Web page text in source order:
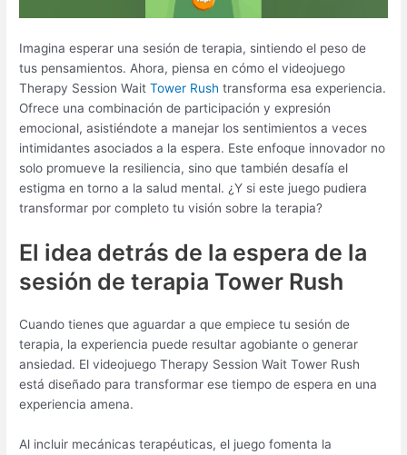
Imagina esperar una sesión de terapia, sintiendo el peso de
tus pensamientos. Ahora, piensa en cómo el videojuego
Therapy Session WaitTower Rush transforma esa experiencia.
Ofrece una combinación de participación y expresión
emocional, asistiéndote a manejar los sentimientos a veces
intimidantes asociados a la espera. Este enfoque innovador no
solo promueve la resiliencia, sino que también desafía el
estigma en torno a la salud mental. ¿Y si este juego pudiera
transformar por completo tu visión sobre la terapia?
El idea detrás de la espera de la
sesión de terapia Tower Rush
Cuando tienes que aguardar a que empiece tu sesión de
terapia, la experiencia puede resultar agobiante o generar
ansiedad. El videojuego Therapy Session Wait Tower Rush
está diseñado para transformar ese tiempo de espera en una
experiencia amena.
Al incluir mecánicas terapéuticas, el juego fomenta la